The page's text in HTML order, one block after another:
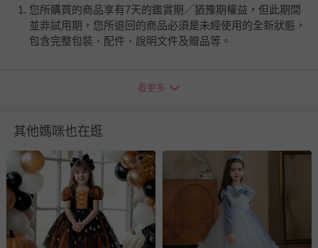
您所購買的商品享有7天的鑑賞期／猶豫期權益，但此期間
並非試用期，您所退回的商品必須是未經使用的全新狀態，
包含完整包裝、配件、說明文件及贈品等。
瑕疵退換貨所產生的運費，將由媽咪愛負責處理，若非瑕疵
並點選『我要退貨』即可進行申請。若有相關退貨問題，請
至媽咪愛LINE@客服ID: @mamilove
與服務，謝謝。
針對滿件折/滿額贈…等活動，如因部份退貨，而該訂單保
留商品未達活動門檻，將以原價計算，活動贈品亦需一併退
回。
看更多
其他媽咪也在逛